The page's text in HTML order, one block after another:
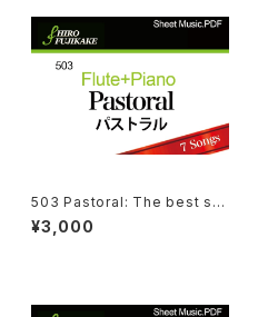
503 Pastoral: The best sel
ection of Hiro Fujikake (7-
Songs)
¥3,000